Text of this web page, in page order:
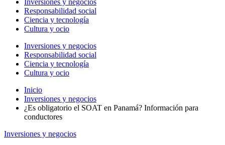
Inversiones y negocios
Responsabilidad social
Ciencia y tecnología
Cultura y ocio
Inversiones y negocios
Responsabilidad social
Ciencia y tecnología
Cultura y ocio
Inicio
Inversiones y negocios
¿Es obligatorio el SOAT en Panamá? Información para
conductores
Inversiones y negocios